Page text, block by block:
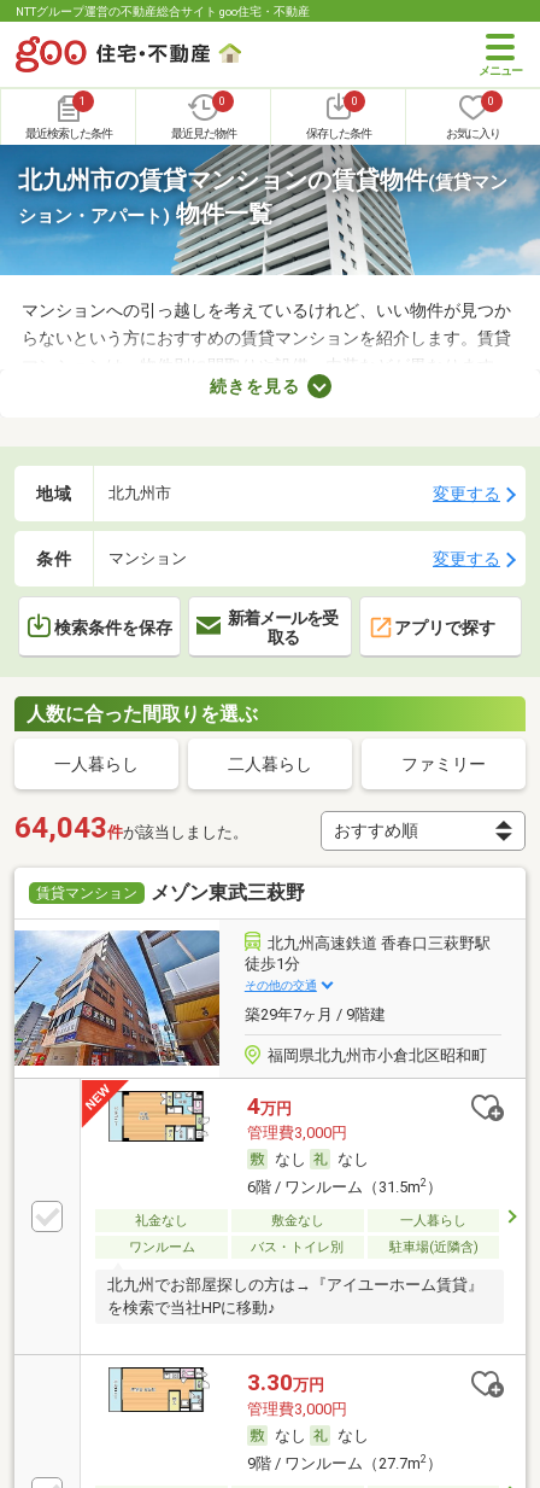
NTTグループ運営の不動産総合サイト goo住宅・不動産
1
最近検索した条件
0
最近見た物件
0
保存した条件
0
お気に入り
北九州市の賃貸マンションの賃貸物件(賃貸マン
ション・アパート) 物件一覧
マンションへの引っ越しを考えているけれど、いい物件が見つか
らないという方におすすめの賃貸マンションを紹介します。賃貸
マンションは、物件別に間取りや設備、内装などが異なります。
複数の物件を見比べて、希望や好みにぴったりなお部屋を見つけ
貸マンションを比較してみてくださいね。
続きを見る
地域 北九州市 変更する
条件 マンション 変更する
検索条件を保存
新着メールを受
取る
アプリで探す
人数に合った間取りを選ぶ
一人暮らし 二人暮らし ファミリー
64,043件が該当しました。
賃貸マンション メゾン東武三萩野
北九州高速鉄道 香春口三萩野駅
徒歩1分
その他の交通
築29年7ヶ月 / 9階建
福岡県北九州市小倉北区昭和町
4万円
管理費3,000円
なし
なし
6階 / ワンルーム（31.5m2）
礼金なし 敷金なし
一人暮らし
ワンルーム
バス・トイレ別 駐車場(近隣含)
北九州でお部屋探しの方は→『アイユーホーム賃貸』
を検索で当社HPに移動♪
3.30万円
管理費3,000円
なし
なし
9階 / ワンルーム（27.7m2）